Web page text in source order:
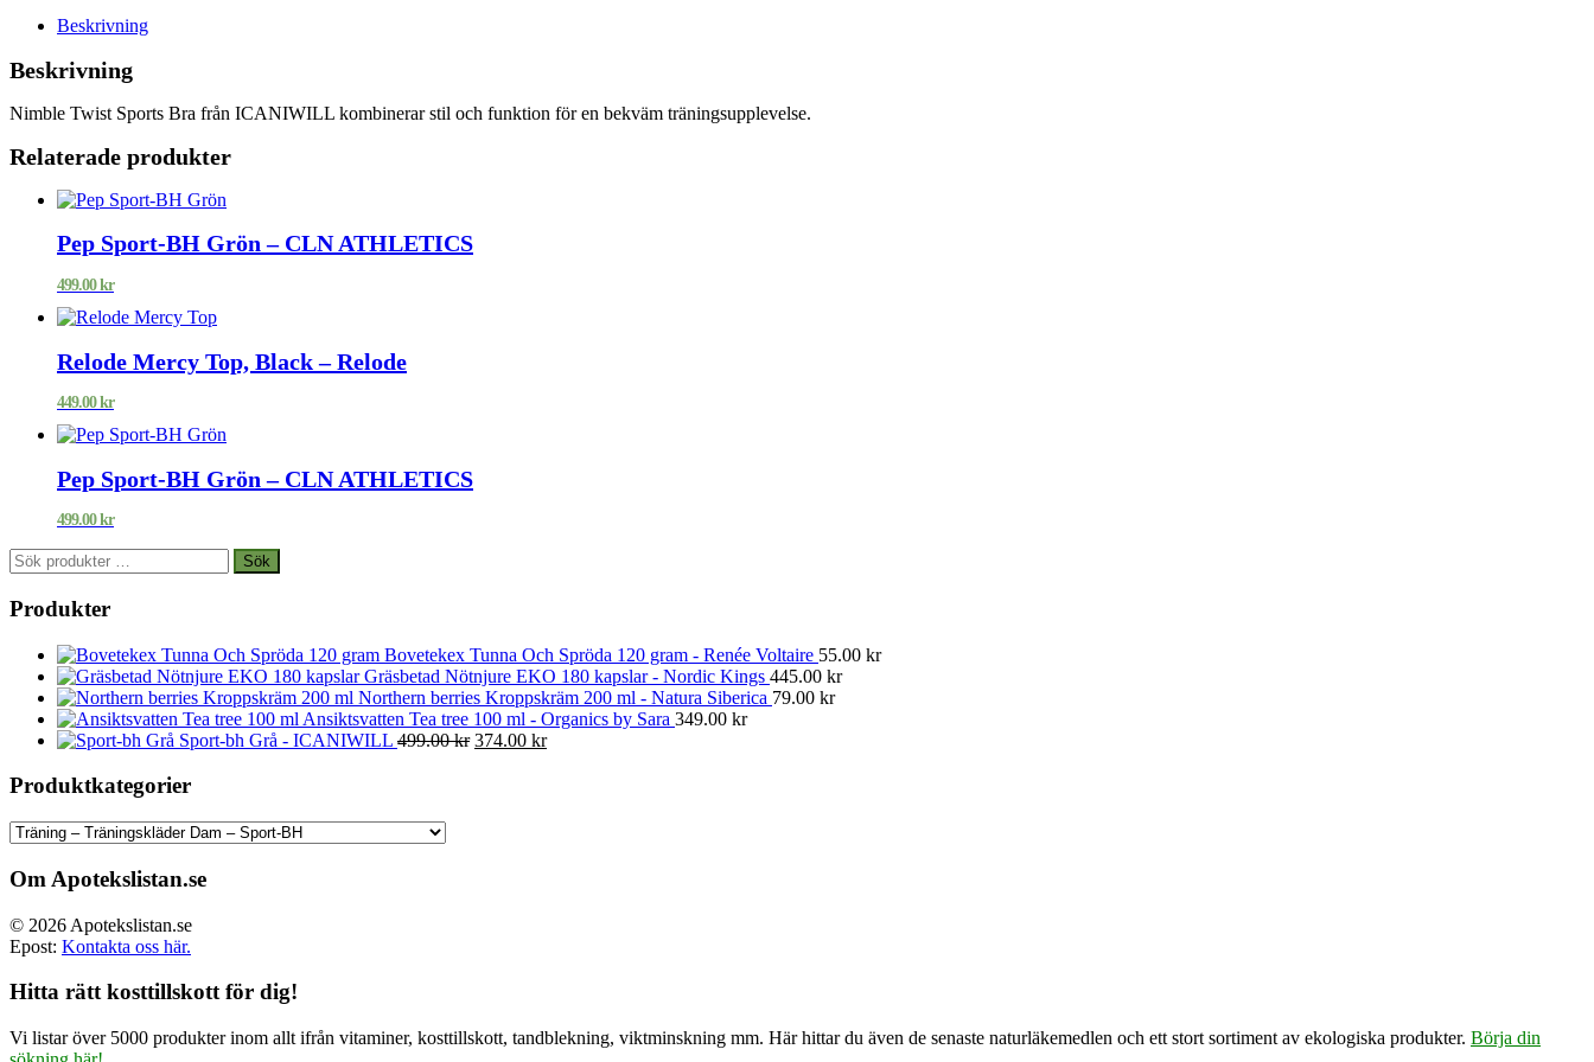
Beskrivning
Beskrivning
Nimble Twist Sports Bra från ICANIWILL kombinerar stil och funktion för en bekväm träningsupplevelse.
Relaterade produkter
Pep Sport-BH Grön – CLN ATHLETICS
499.00kr
Relode Mercy Top, Black – Relode
449.00kr
Pep Sport-BH Grön – CLN ATHLETICS
499.00kr
Sök
efter:
Sök
Produkter
Bovetekex Tunna Och Spröda 120 gram - Renée Voltaire 55.00 kr
Gräsbetad Nötnjure EKO 180 kapslar - Nordic Kings 445.00 kr
Northern berries Kroppskräm 200 ml - Natura Siberica 79.00 kr
Ansiktsvatten Tea tree 100 ml - Organics by Sara 349.00 kr
Sport-bh Grå - ICANIWILL 499.00kr Det
374.00 krDet
Produktkategorier
Om Apotekslistan.se
© 2026 Apotekslistan.se
Epost: Kontakta oss här.
Hitta rätt kosttillskott för dig!
Vi listar över 5000 produkter inom allt ifrån vitaminer, kosttillskott, tandblekning, viktminskning mm. Här hittar du även de senaste naturläkemedlen och ett stort sortiment av ekologiska produkter. Börja din